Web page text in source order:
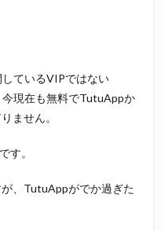
ているVIPではない
現在も無料でTutuAppか
ません。
です。
、TutuAppがでか過ぎた